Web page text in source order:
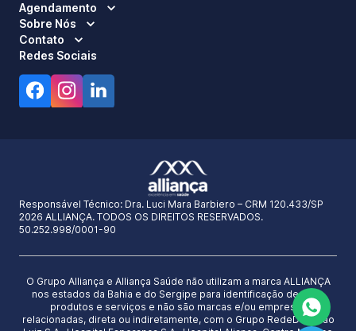
Agendamento
Sobre Nós
Contato
Redes Sociais
Responsável Técnico: Dra. Luci Mara Barbiero – CRM 120.433/SP
2026 ALLIANÇA. TODOS OS DIREITOS RESERVADOS.
50.252.998/0001-90
O Grupo Alliança e Alliança Saúde não utilizam a marca ALLIANÇA
nos estados da Bahia e do Sergipe para identificação de seus
produtos e serviços e não são marcas e/ou empresas
relacionadas, direta ou indiretamente, com o Grupo RedeD’Or São